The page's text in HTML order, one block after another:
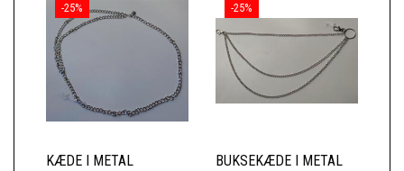
-25%
KÆDE I METAL
-25%
BUKSEKÆDE I METAL